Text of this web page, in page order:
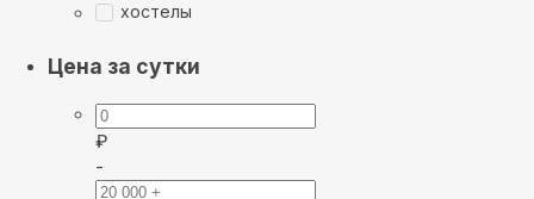
хостелы
Цена за сутки
₽
-